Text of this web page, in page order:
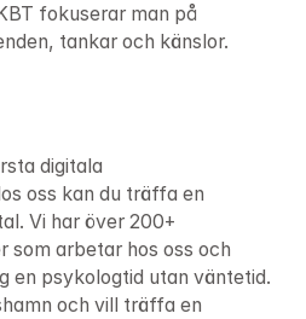
fokuserar man på
tankar och känslor.
digitala
oss kan du träffa en
Vi har över 200+
som arbetar hos oss och
en psykologtid utan väntetid.
och vill träffa en